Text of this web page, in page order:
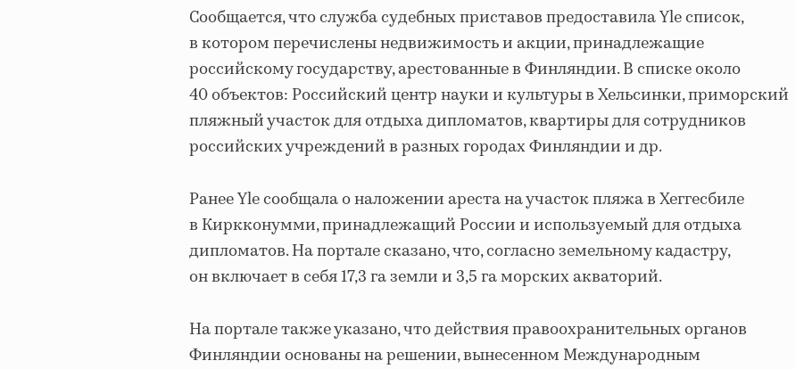
Сообщается, что служба судебных приставов предоставила Yle список,
в котором перечислены недвижимость и акции, принадлежащие
российскому государству, арестованные в Финляндии. В списке около
40 объектов: Российский центр науки и культуры в Хельсинки, приморский
пляжный участок для отдыха дипломатов, квартиры для сотрудников
российских учреждений в разных городах Финляндии и др.
Ранее Yle сообщала о наложении ареста на участок пляжа в Хеггесбиле
в Киркконумми, принадлежащий России и используемый для отдыха
дипломатов. На портале сказано, что, согласно земельному кадастру,
он включает в себя 17,3 га земли и 3,5 га морских акваторий.
На портале также указано, что действия правоохранительных органов
Финляндии основаны на решении, вынесенном Международным